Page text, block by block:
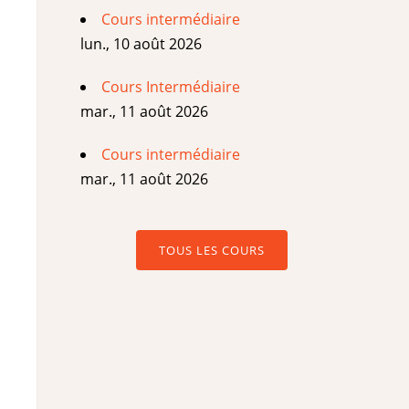
Cours intermédiaire
lun., 10 août 2026
Cours Intermédiaire
mar., 11 août 2026
Cours intermédiaire
mar., 11 août 2026
TOUS LES COURS